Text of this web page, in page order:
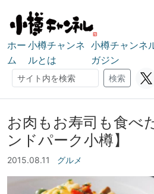
ホー
ム
小樽チャンネ
ルとは
小樽チャンネ
ガジン
検索
検索
お肉もお寿司も食べ
ンドパーク小樽】
2015.08.11 グルメ